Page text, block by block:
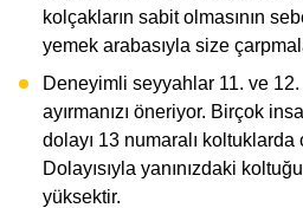
kolçakların sabit olmasının
yemek arabasıyla size
Deneyimli seyyahlar 11. ve 12.
ayırmanızı öneriyor. Birçok
dolayı 13 numaralı koltuklarda
Dolayısıyla yanınızdaki
yüksektir.